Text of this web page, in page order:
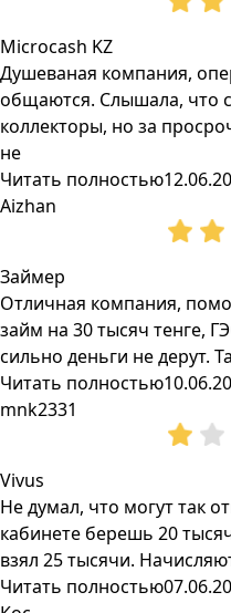
Microcash KZ
Душеваная компания,
общаются. Слышала, что
коллекторы, но за
не
Читать полностью
Aizhan
Займер
Отличная компания,
займ на 30 тысяч тенге,
сильно деньги не дерут.
Читать полностью
mnk2331
Vivus
Не думал, что могут так
кабинете берешь 20
взял 25 тысячи.
Читать полностью